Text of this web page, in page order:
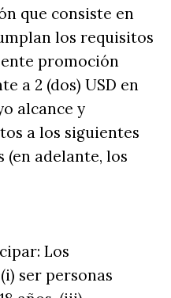
que consiste en
los requisitos
promoción
a 2 (dos) USD en
alcance y
a los siguientes
adelante, los
Los
ser personas